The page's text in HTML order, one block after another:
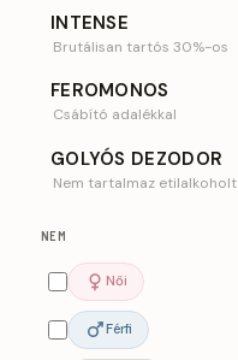
INTENSE
Brutálisan tartós 30%-os
FEROMONOS
Csábító adalékkal
GOLYÓS DEZODOR
Nem tartalmaz etilalkoholt
NEM
Női
Férfi